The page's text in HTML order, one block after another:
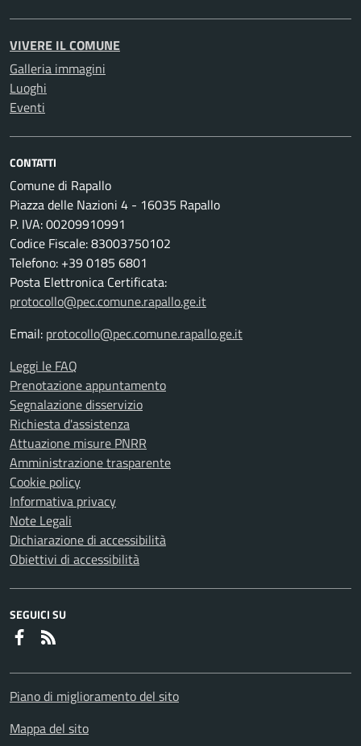
VIVERE IL COMUNE
Galleria immagini
Luoghi
Eventi
CONTATTI
Comune di Rapallo
Piazza delle Nazioni 4 - 16035 Rapallo
P. IVA: 00209910991
Codice Fiscale: 83003750102
Telefono: +39 0185 6801
Posta Elettronica Certificata:
protocollo@pec.comune.rapallo.ge.it
Email: protocollo@pec.comune.rapallo.ge.it
Leggi le FAQ
Prenotazione appuntamento
Segnalazione disservizio
Richiesta d'assistenza
Attuazione misure PNRR
Amministrazione trasparente
Cookie policy
Informativa privacy
Note Legali
Dichiarazione di accessibilità
Obiettivi di accessibilità
SEGUICI SU
Faceboook
Piano di miglioramento del sito
Mappa del sito